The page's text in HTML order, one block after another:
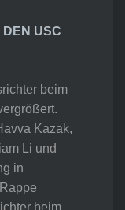
DEN USC
beim
Kazak,
Li und
in
beim